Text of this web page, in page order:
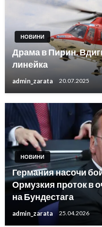
НОВИНИ
Драма в Пирин.
линейка
admin_zarata 20.07.2025
НОВИНИ
Германия насочи
Ормузкия проток в
на Бундестага
admin_zarata 25.04.2026